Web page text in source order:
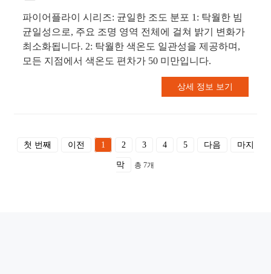
파이어플라이 시리즈: 균일한 조도 분포 1: 탁월한 빔
균일성으로, 주요 조명 영역 전체에 걸쳐 밝기 변화가
최소화됩니다. 2: 탁월한 색온도 일관성을 제공하며,
모든 지점에서 색온도 편차가 50 미만입니다.
상세 정보 보기
첫 번째 이전 1 2 3 4 5 다음 마지
막 총 7개